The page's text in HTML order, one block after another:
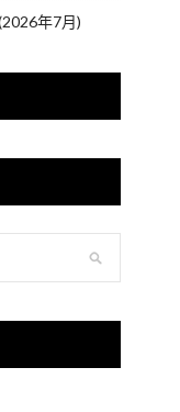
年7月)